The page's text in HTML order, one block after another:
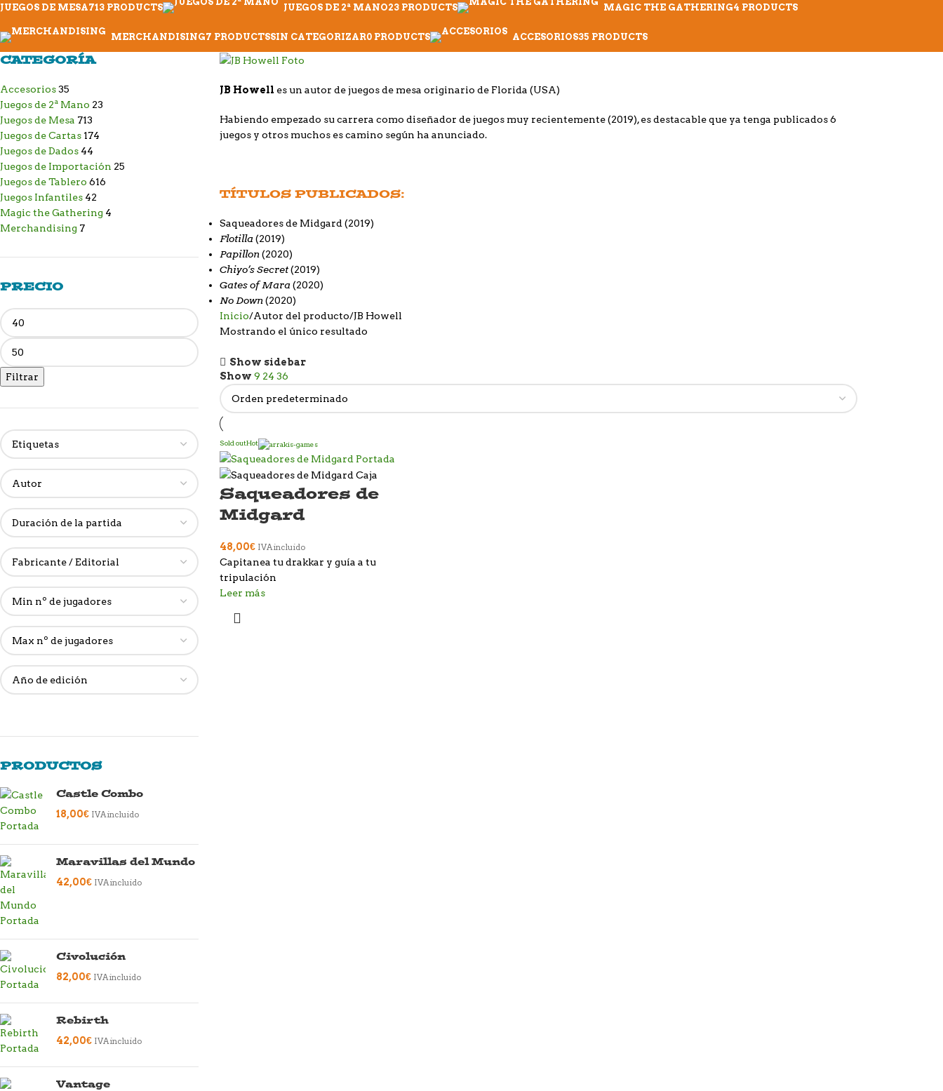
JUEGOS DE MESA713 PRODUCTS JUEGOS DE 2ª MANO23 PRODUCTS MAGIC THE GATHERING4 PRODUCTS
MERCHANDISING7 PRODUCTSSIN CATEGORIZAR0 PRODUCTS ACCESORIOS35 PRODUCTS
CATEGORÍA
Accesorios35
Juegos de 2ª Mano 23
Juegos de Mesa 713
Juegos de Cartas 174
Juegos de Dados 44
Juegos de Importación 25
Juegos de Tablero 616
Juegos Infantiles 42
Magic the Gathering 4
Merchandising 7
PRECIO
Filtrar
PRODUCTOS
Castle Combo
18,00€ IVA incluido
Maravillas del Mundo
42,00€ IVA incluido
Civolución
82,00€ IVA incluido
Rebirth
42,00€ IVA incluido
Vantage
JB Howell es un autor de juegos de mesa originario de Florida (USA)
Habiendo empezado su carrera como diseñador de juegos muy recientemente (2019), es destacable que ya tenga publicados 6
juegos y otros muchos es camino según ha anunciado.
TÍTULOS PUBLICADOS:
Saqueadores de Midgard(2019)
Flotilla(2019)
Papillon(2020)
Chiyo’s Secret(2019)
Gates of Mara(2020)
No Down(2020)
Inicio Autor del producto JB Howell
Mostrando el único resultado
Show sidebar
Show 9 24 36
Sold outHot
Saqueadores de
Midgard
48,00€ IVA incluido
Capitanea tu drakkar y guía a tu
tripulación
Leer más